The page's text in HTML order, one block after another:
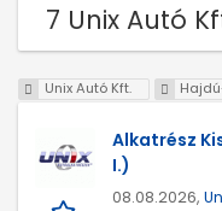
7 Unix Autó
Unix Autó Kft.
Alkatrész
I.)
08.08.2026,